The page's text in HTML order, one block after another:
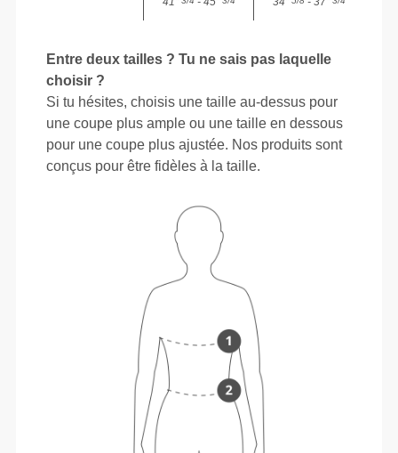
Entre deux tailles ? Tu ne sais pas laquelle
choisir ?
Si tu hésites, choisis une taille au-dessus pour
une coupe plus ample ou une taille en dessous
pour une coupe plus ajustée. Nos produits sont
conçus pour être fidèles à la taille.